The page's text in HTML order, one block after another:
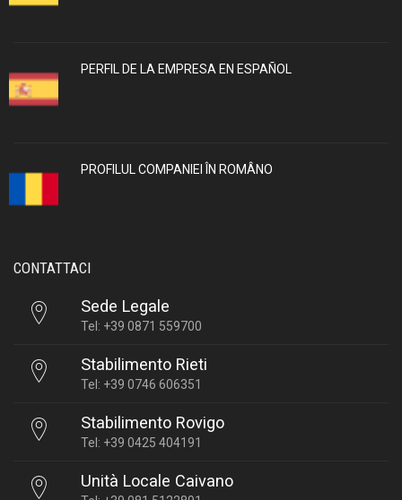
PERFIL DE LA EMPRESA EN ESPAÑOL
PROFILUL COMPANIEI ÎN ROMÂNO
CONTATTACI
Sede Legale
Tel: +39 0871 559700
Stabilimento Rieti
Tel: +39 0746 606351
Stabilimento Rovigo
Tel: +39 0425 404191
Unità Locale Caivano